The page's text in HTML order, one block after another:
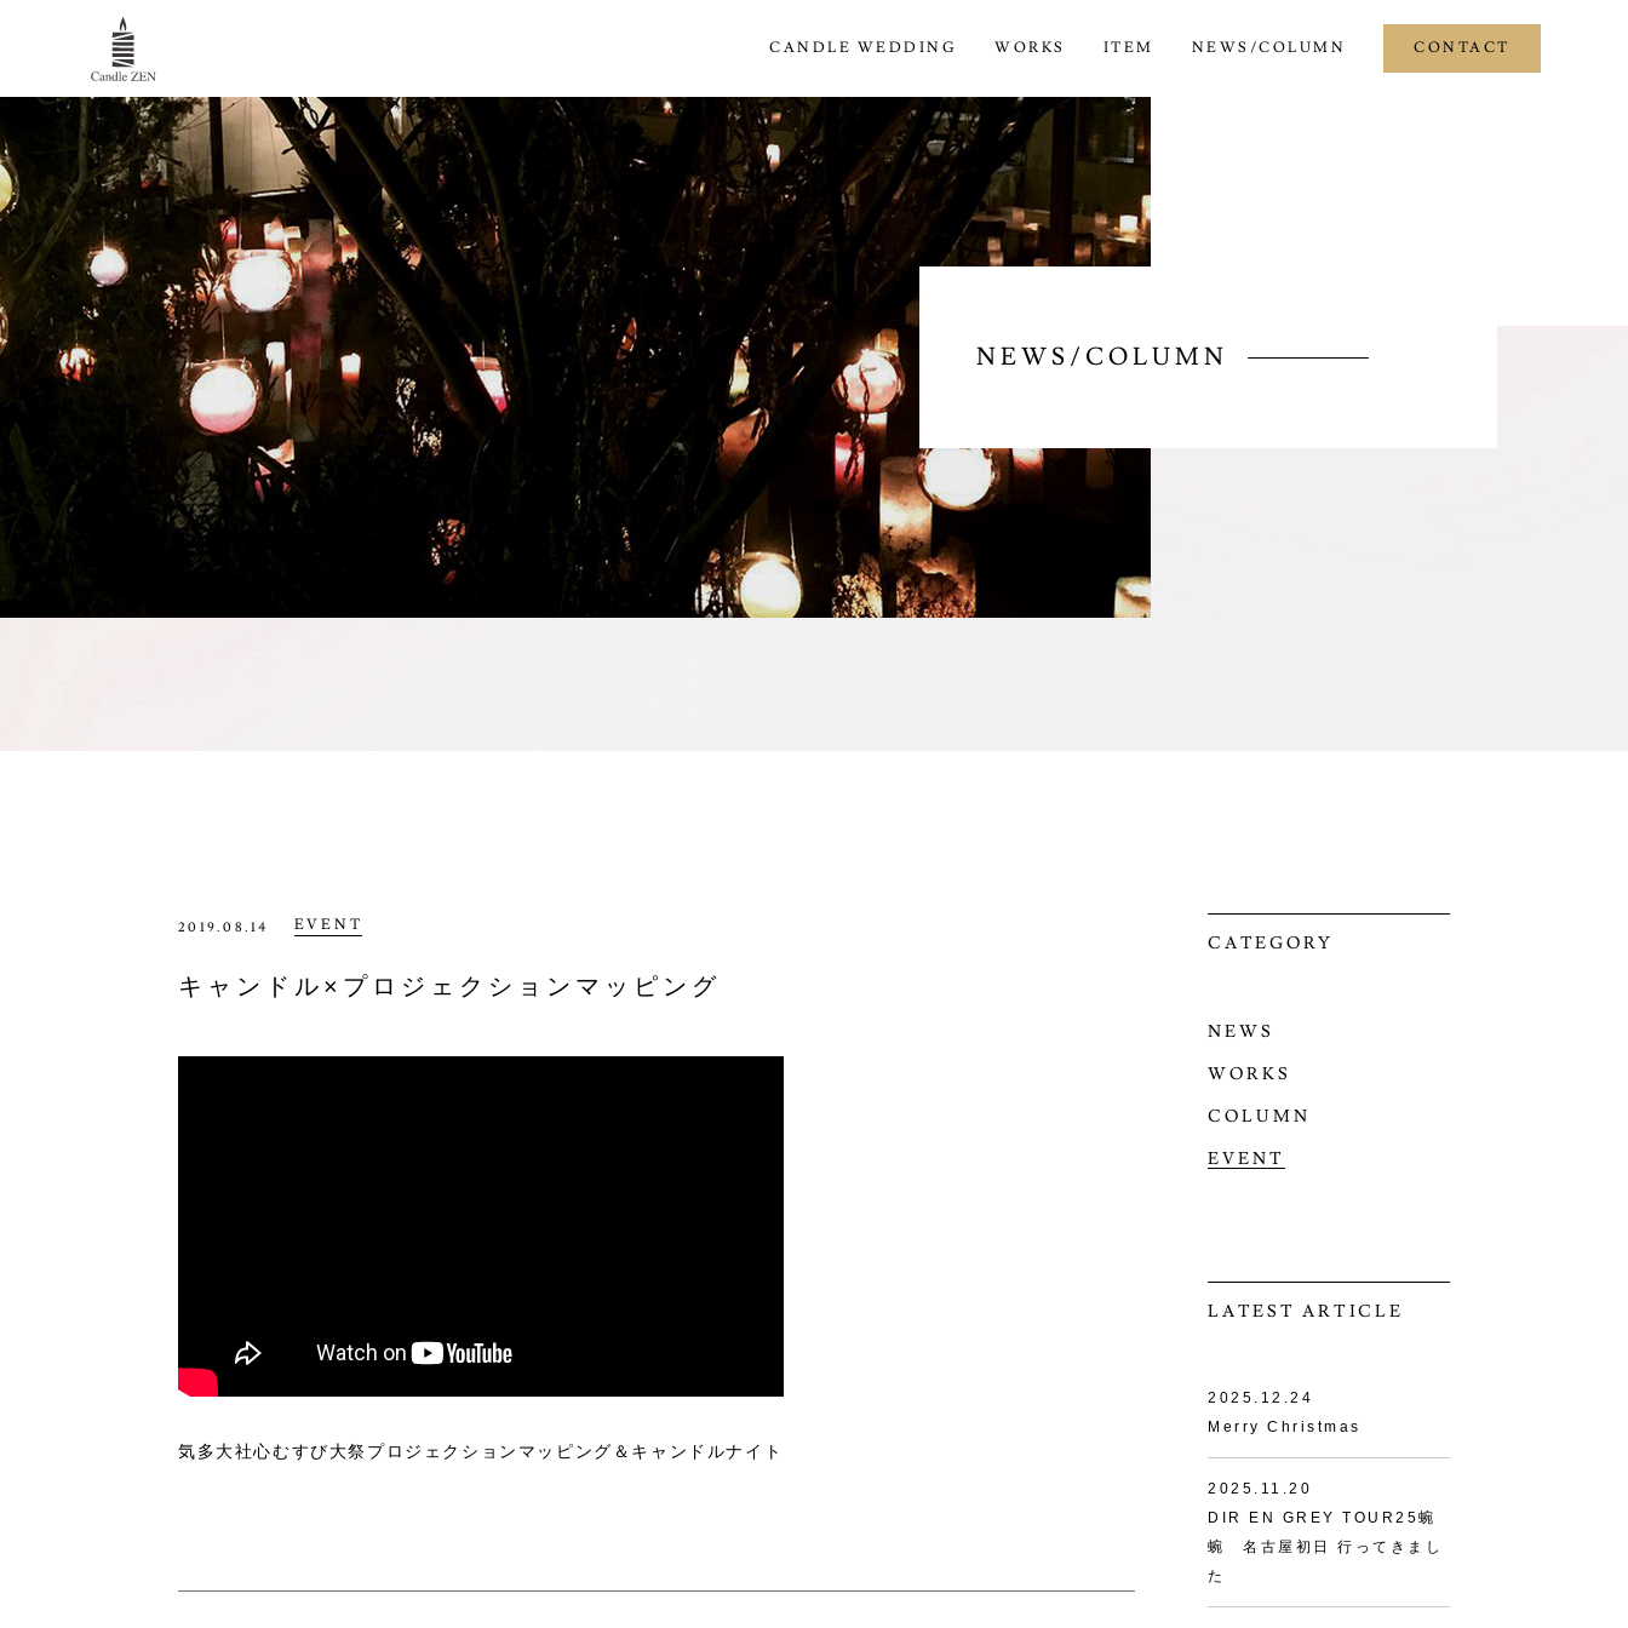
CANDLE WEDDING WORKS ITEM NEWS/COLUMN CONTACT
NEWS/COLUMN
2019.08.14 EVENT
キャンドル×プロジェクションマッピング
気多大社心むすび大祭プロジェクションマッピング＆キャンドルナイト
CATEGORY
NEWS
WORKS
COLUMN
EVENT
LATEST ARTICLE
2025.12.24
Merry Christmas
2025.11.20
DIR EN GREY TOUR25蜿
蜿 名古屋初日 行ってきまし
た